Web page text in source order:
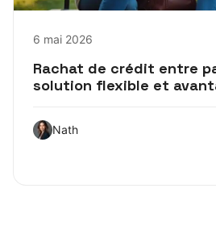
6 mai 2026
Rachat de crédit entre
solution flexible et
Nath